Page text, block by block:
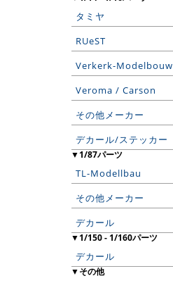
タミヤ
RUeST
Verkerk-Modelbouw
Veroma / Carson
その他メーカー
デカール/ステッカー
▼1/87パーツ
TL-Modellbau
その他メーカー
デカール
▼1/150 - 1/160パーツ
デカール
▼その他